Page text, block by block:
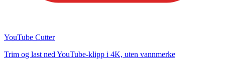
YouTube Cutter
Trim og last ned YouTube-klipp i 4K, uten vannmerke